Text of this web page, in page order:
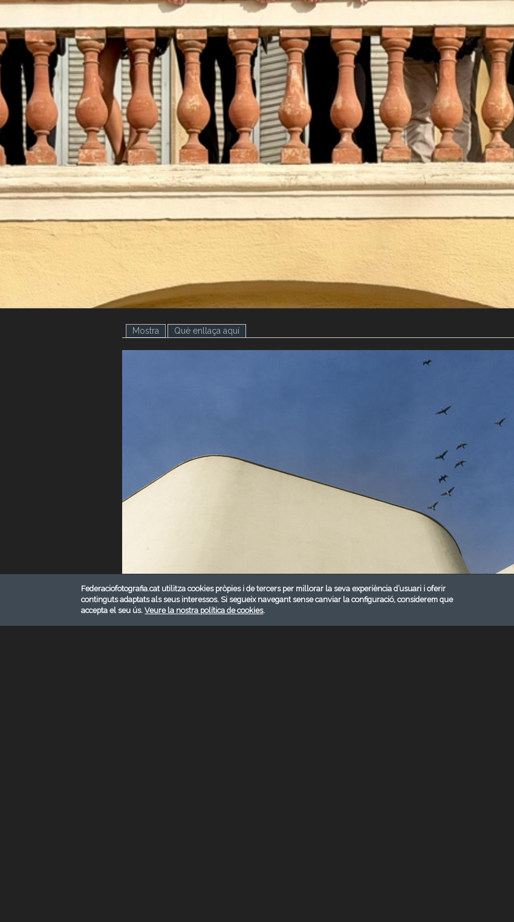
.
.
Mostra (pestanya activa)
Què enllaça aquí
Federaciofotografia.cat utilitza cookies pròpies i de tercers per millorar la seva experiència d’usuari i oferir
continguts adaptats als seus interessos. Si segueix navegant sense canviar la configuració, considerem que
accepta el seu ús.Veure la nostra política de cookies.